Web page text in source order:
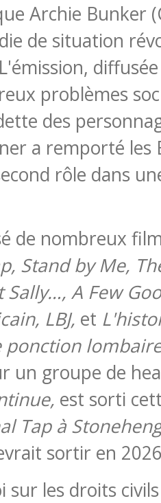
Archie Bunker
de situation
L'émission,
problèmes
des
a remporté les
rôle dans
de nombreux
Stand by Me,
Sally…, A Few
LBJ, et
ponction
un groupe de
est sorti
Tap à
sortir en
sur les droits